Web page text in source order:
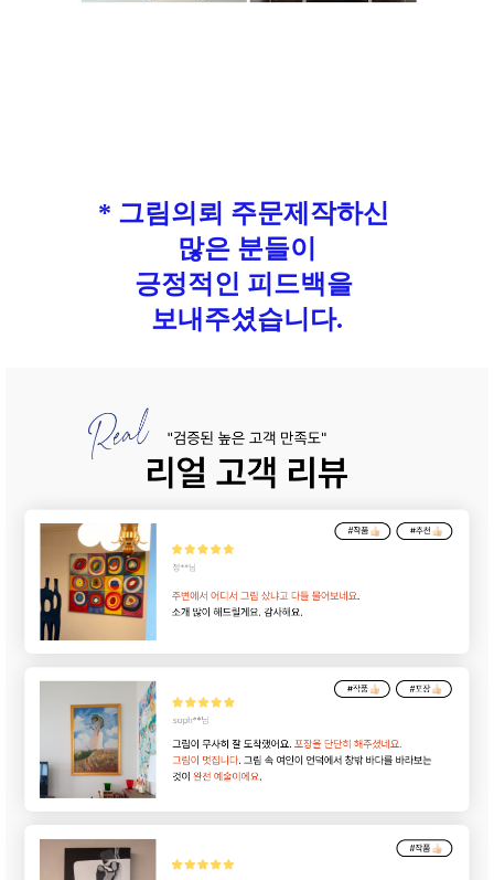
* 그림의뢰 주문제작하신
많은 분들이
긍정적인 피드백을
보내주셨습니다.